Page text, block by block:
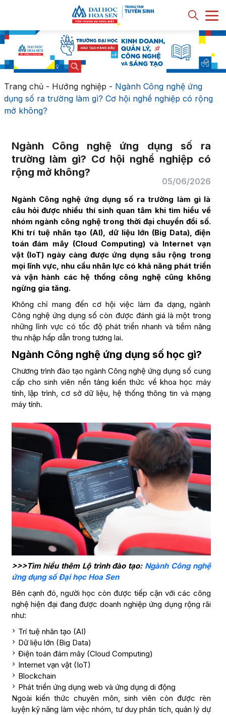
Trang chủ- Hướng nghiệp - Ngành Công nghệ ứng
dụng số ra trường làm gì? Cơ hội nghề nghiệp có rộng
mở không?
Ngành Công nghệ ứng dụng số ra
trường làm gì? Cơ hội nghề nghiệp có
rộng mở không?
05/06/2026
Ngành Công nghệ ứng dụng số ra trường làm gì là
câu hỏi được nhiều thí sinh quan tâm khi tìm hiểu về
nhóm ngành công nghệ trong thời đại chuyển đổi số.
Khi trí tuệ nhân tạo (AI), dữ liệu lớn (Big Data), điện
toán đám mây (Cloud Computing) và Internet vạn
vật (IoT) ngày càng được ứng dụng sâu rộng trong
mọi lĩnh vực, nhu cầu nhân lực có khả năng phát triển
và vận hành các hệ thống công nghệ cũng không
ngừng gia tăng.
Không chỉ mang đến cơ hội việc làm đa dạng, ngành
Công nghệ ứng dụng số còn được đánh giá là một trong
những lĩnh vực có tốc độ phát triển nhanh và tiềm năng
thu nhập hấp dẫn trong tương lai.
Ngành Công nghệ ứng dụng số học gì?
Chương trình đào tạo ngành Công nghệ ứng dụng số cung
cấp cho sinh viên nền tảng kiến thức về khoa học máy
tính, lập trình, cơ sở dữ liệu, hệ thống thông tin và mạng
máy tính.
>>>Tìm hiểu thêm Lộ trình đào tạo: Ngành Công nghệ
ứng dụng số Đại học Hoa Sen
Bên cạnh đó, người học còn được tiếp cận với các công
nghệ hiện đại đang được doanh nghiệp ứng dụng rộng rãi
như:
Trí tuệ nhân tạo (AI)
Dữ liệu lớn (Big Data)
Điện toán đám mây (Cloud Computing)
Internet vạn vật (IoT)
Blockchain
Phát triển ứng dụng web và ứng dụng di động
Ngoài kiến thức chuyên môn, sinh viên còn được rèn
luyện kỹ năng làm việc nhóm, tư duy phân tích, quản lý dự